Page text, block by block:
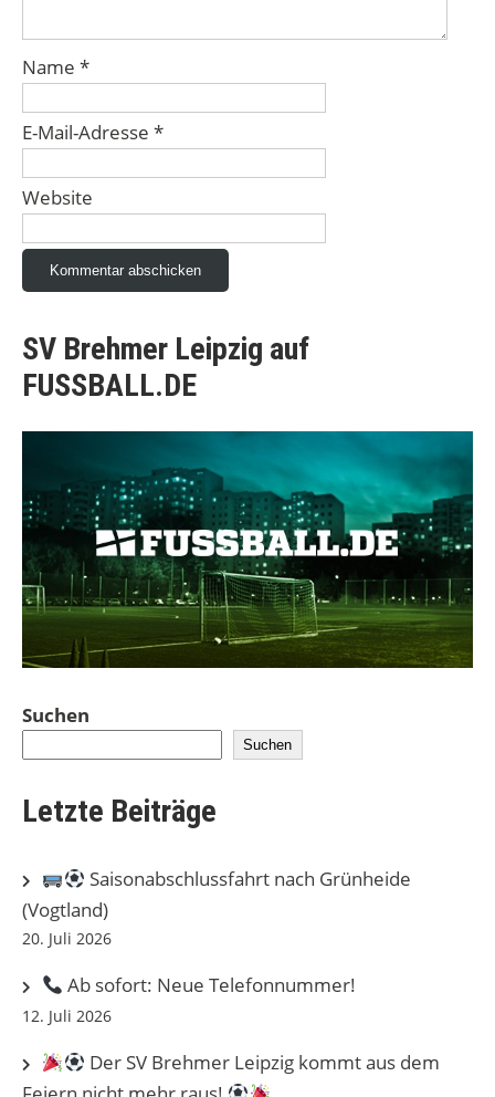
Name *
E-Mail-Adresse *
Website
SV Brehmer Leipzig auf
FUSSBALL.DE
Suchen
Suchen
Letzte Beiträge
Saisonabschlussfahrt nach Grünheide
(Vogtland)
20. Juli 2026
Ab sofort: Neue Telefonnummer!
12. Juli 2026
Der SV Brehmer Leipzig kommt aus dem